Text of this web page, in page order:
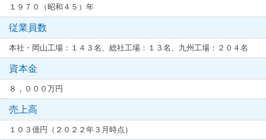
１９７０（昭和４５）年
従業員数
本社・岡山工場：１４３名、総社工場：１３名、九州工場：２０４名
資本金
８，０００万円
売上高
１０３億円（２０２２年３月時点）